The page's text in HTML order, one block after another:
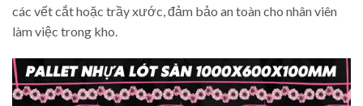
các vết cắt hoặc trầy xước, đảm bảo an toàn cho nhân viên
làm việc trong kho.